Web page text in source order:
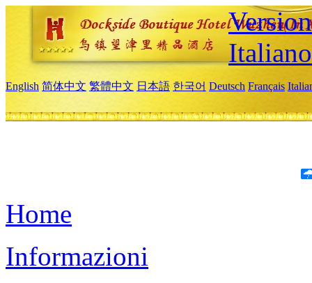
Italiano
English 简体中文 繁體中文 日本語 한국어 Deutsch Français
Home
Informazioni